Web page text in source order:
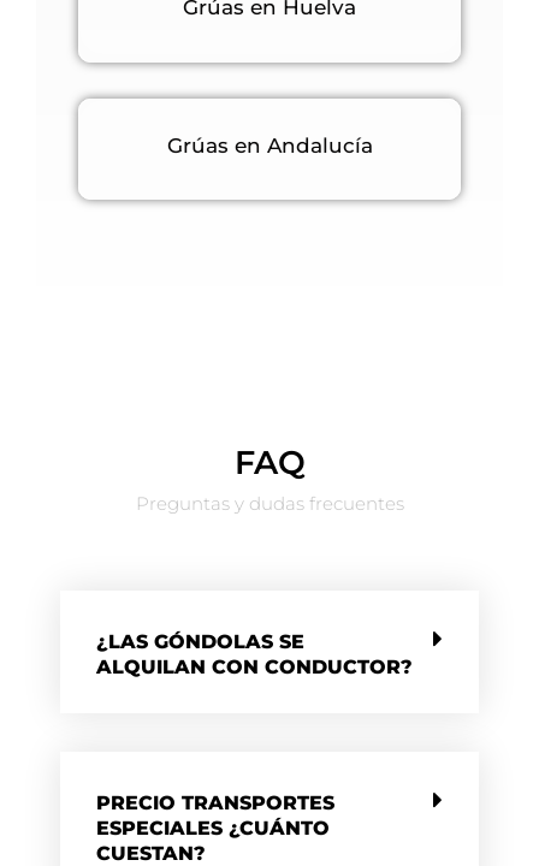
Grúas en Huelva
Grúas en Andalucía
FAQ
Preguntas y dudas frecuentes
¿LAS GÓNDOLAS SE
ALQUILAN CON CONDUCTOR?
PRECIO TRANSPORTES
ESPECIALES ¿CUÁNTO
CUESTAN?